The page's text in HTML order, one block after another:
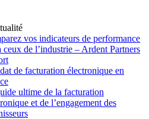
vos indicateurs de performance
ceux de l’industrie – Ardent Partners
de facturation électronique en
ultime de la facturation
et de l’engagement des